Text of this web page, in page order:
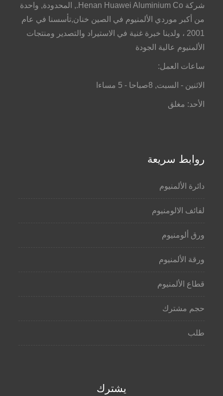
شركة Henan Huawei Aluminium Co., المحدودة, واحدة
من أكبر موردي الألمنيوم في الصين خنان,تأسسنا في عام
2001 ، ولدينا خبرة غنية في الاستيراد والتصدير ومنتجات
الألمنيوم عالية الجودة
ساعات العمل:
الاثنين - السبت, 8صباحا - 5 مساءا
الأحد: مغلق
روابط سريعة
دائرة الألمنيوم
لفائف الالومنيوم
ورق ألومنيوم
ورقة الألمنيوم
قطاع الألمنيوم
حجم مشترك
طلب
يشترك